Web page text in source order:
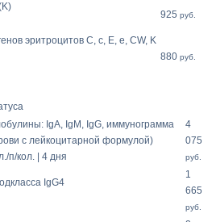
925 руб.
эритроцитов C, c, E, e, CW, K
880 руб.
IgA, IgM, IgG, иммунограмма
с лейкоцитарной формулой)
п/кол. | 4 дня
4
075
руб.
IgG4
1
665
руб.